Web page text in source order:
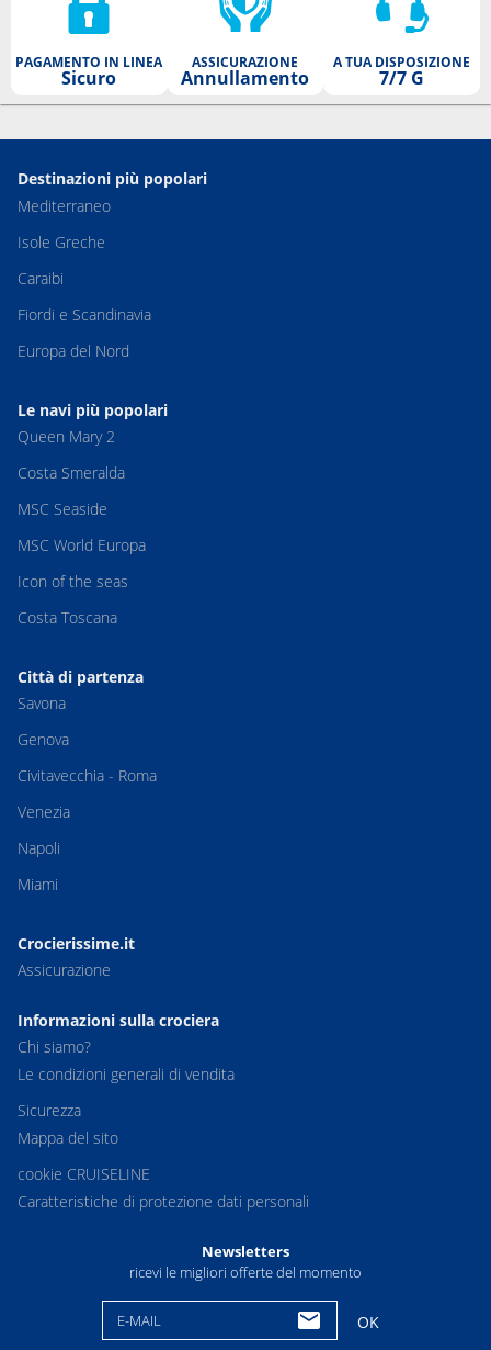
PAGAMENTO IN LINEA
Sicuro
ASSICURAZIONE
Annullamento
A TUA DISPOSIZIONE
7/7 G
Destinazioni più popolari
Mediterraneo
Isole Greche
Caraibi
Fiordi e Scandinavia
Europa del Nord
Le navi più popolari
Queen Mary 2
Costa Smeralda
MSC Seaside
MSC World Europa
Icon of the seas
Costa Toscana
Città di partenza
Savona
Genova
Civitavecchia - Roma
Venezia
Napoli
Miami
Crocierissime.it
Assicurazione
Informazioni sulla crociera
Chi siamo?
Le condizioni generali di vendita
Sicurezza
Mappa del sito
cookie CRUISELINE
Caratteristiche di protezione dati personali
Newsletters
ricevi le migliori offerte del momento
E-MAIL OK